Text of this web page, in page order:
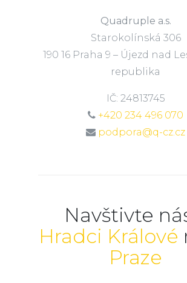
Quadruple a.s.
Starokolínská 306
190 16 Praha 9 – Újezd nad
republika
IČ: 24813745
+420 234 496 070
podpora@q-cz.cz
Navštivte
Hradci Králové
Praze